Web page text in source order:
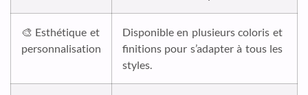
🎨 Esthétique et
personnalisation
Disponible en plusieurs coloris et
finitions pour s’adapter à tous les
styles.